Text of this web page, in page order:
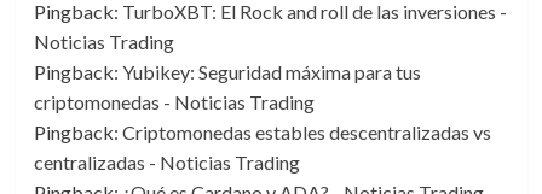
Pingback: TurboXBT: El Rock and roll de las inversiones -
Noticias Trading
Pingback: Yubikey: Seguridad máxima para tus
criptomonedas - Noticias Trading
Pingback: Criptomonedas estables descentralizadas vs
centralizadas - Noticias Trading